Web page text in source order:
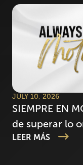
JULY 10, 2026
SIEMPRE EN
de superar lo
LEER MÁS